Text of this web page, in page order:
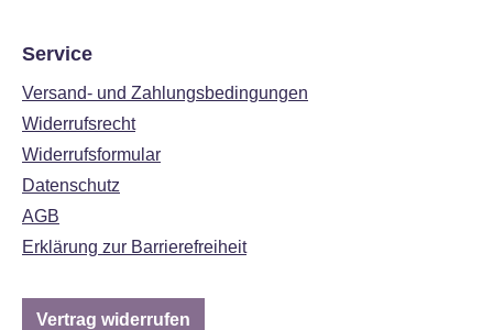
Service
Versand- und Zahlungsbedingungen
Widerrufsrecht
Widerrufsformular
Datenschutz
AGB
Erklärung zur Barrierefreiheit
Vertrag widerrufen